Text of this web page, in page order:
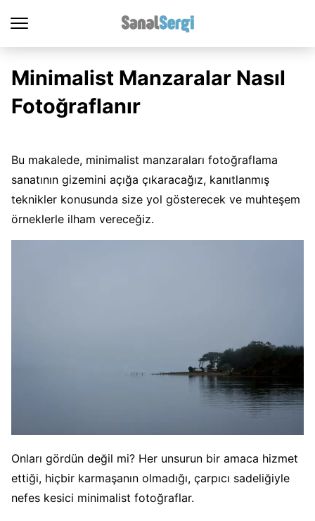
Minimalist Manzaralar Nasıl
Fotoğraflanır
Bu makalede, minimalist manzaraları fotoğraflama
sanatının gizemini açığa çıkaracağız, kanıtlanmış
teknikler konusunda size yol gösterecek ve muhteşem
örneklerle ilham vereceğiz.
Onları gördün değil mi? Her unsurun bir amaca hizmet
ettiği, hiçbir karmaşanın olmadığı, çarpıcı sadeliğiyle
nefes kesici minimalist fotoğraflar.